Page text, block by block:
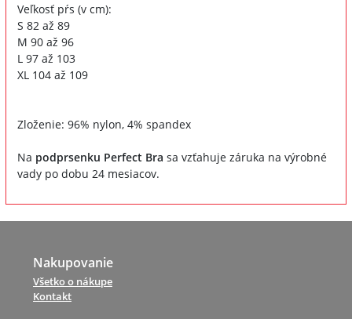
Veľkosť pŕs (v cm):
S 82 až 89
M 90 až 96
L 97 až 103
XL 104 až 109
Zloženie: 96% nylon, 4% spandex
Na podprsenku Perfect Bra sa vzťahuje záruka na výrobné
vady po dobu 24 mesiacov.
Nakupovanie
Všetko o nákupe
Kontakt